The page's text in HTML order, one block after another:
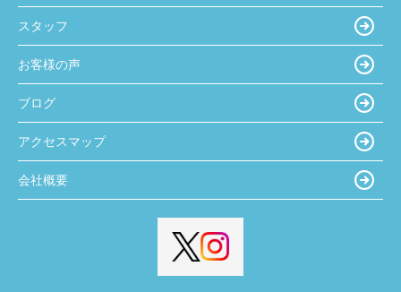
スタッフ
お客様の声
ブログ
アクセスマップ
会社概要